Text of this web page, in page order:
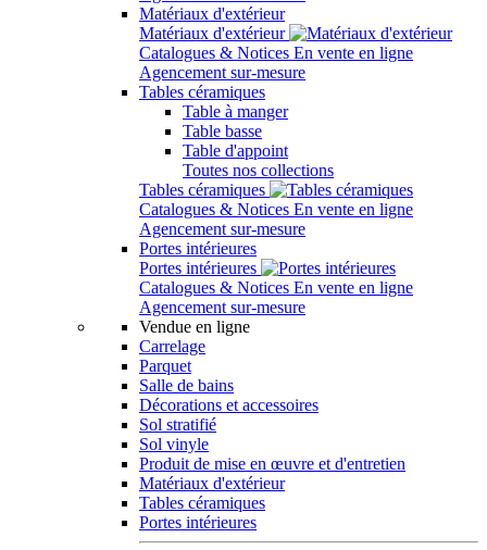
Matériaux d'extérieur
Matériaux d'extérieur
Catalogues & Notices En vente en ligne
Agencement sur-mesure
Tables céramiques
Table à manger
Table basse
Table d'appoint
Toutes nos collections
Tables céramiques
Catalogues & Notices En vente en ligne
Agencement sur-mesure
Portes intérieures
Portes intérieures
Catalogues & Notices En vente en ligne
Agencement sur-mesure
Vendue en ligne
Carrelage
Parquet
Salle de bains
Décorations et accessoires
Sol stratifié
Sol vinyle
Produit de mise en œuvre et d'entretien
Matériaux d'extérieur
Tables céramiques
Portes intérieures